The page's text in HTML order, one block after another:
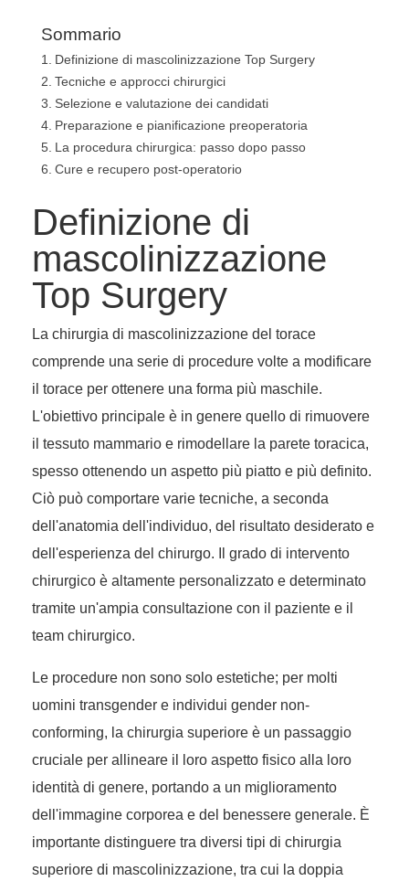
Sommario
Definizione di mascolinizzazione Top Surgery
Tecniche e approcci chirurgici
Selezione e valutazione dei candidati
Preparazione e pianificazione preoperatoria
La procedura chirurgica: passo dopo passo
Cure e recupero post-operatorio
Definizione di
mascolinizzazione
Top Surgery
La chirurgia di mascolinizzazione del torace
comprende una serie di procedure volte a modificare
il torace per ottenere una forma più maschile.
L'obiettivo principale è in genere quello di rimuovere
il tessuto mammario e rimodellare la parete toracica,
spesso ottenendo un aspetto più piatto e più definito.
Ciò può comportare varie tecniche, a seconda
dell'anatomia dell'individuo, del risultato desiderato e
dell'esperienza del chirurgo. Il grado di intervento
chirurgico è altamente personalizzato e determinato
tramite un'ampia consultazione con il paziente e il
team chirurgico.
Le procedure non sono solo estetiche; per molti
uomini transgender e individui gender non-
conforming, la chirurgia superiore è un passaggio
cruciale per allineare il loro aspetto fisico alla loro
identità di genere, portando a un miglioramento
dell'immagine corporea e del benessere generale. È
importante distinguere tra diversi tipi di chirurgia
superiore di mascolinizzazione, tra cui la doppia